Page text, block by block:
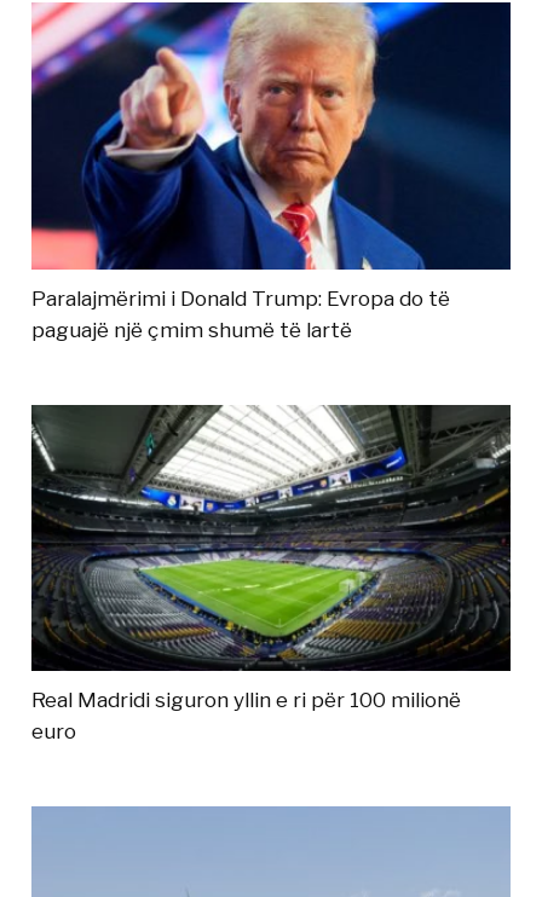
Paralajmërimi i Donald Trump: Evropa do të
paguajë një çmim shumë të lartë
Real Madridi siguron yllin e ri për 100 milionë
euro